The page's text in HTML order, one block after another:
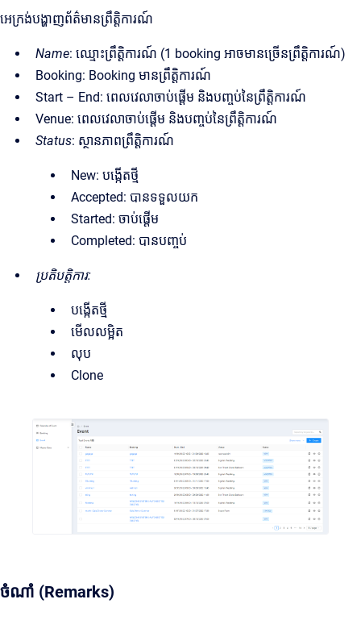
អេក្រង់បង្ហាញព័ត៌មានព្រឹត្តិការណ៍
Name: ឈ្មោះព្រឹត្តិការណ៍ (1 booking អាចមានច្រើនព្រឹត្តិការណ៍)
Booking: Booking មានព្រឹត្តិការណ៍
Start – End: ពេលវេលាចាប់ផ្តើម និងបញ្ចប់នៃព្រឹត្តិការណ៍
Venue: ពេលវេលាចាប់ផ្តើម និងបញ្ចប់នៃព្រឹត្តិការណ៍
Status: ស្ថានភាពព្រឹត្តិការណ៍
New: បង្កើតថ្មី
Accepted: បានទទួលយក
Started: ចាប់ផ្ដើម
Completed: បានបញ្ចប់
ប្រតិបត្តិការ:
បង្កើតថ្មី
មើលលម្អិត
លុប
Clone
ចំណាំ (Remarks)